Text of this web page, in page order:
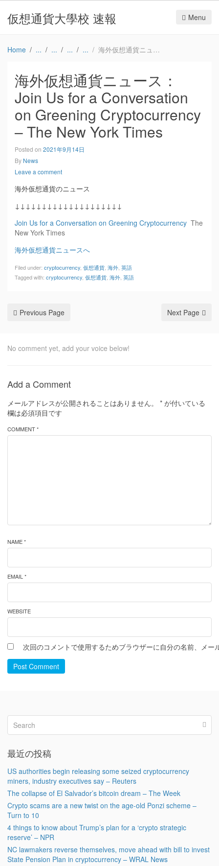
仮想通貨大學校 速報 Menu
Home 海外仮想通貨ニュース：Join Us for a Conversation on Greening Cryptocurrency – The New York Times
海外仮想通貨ニュース：
Join Us for a Conversation
on Greening Cryptocurrency
– The New York Times
Posted on 2021年9月14日
By News
Leave a comment
海外仮想通貨のニュース
↓↓↓↓↓↓↓↓↓↓↓↓↓↓↓↓↓↓↓↓
Join Us for a Conversation on Greening Cryptocurrency The
New York Times
海外仮想通貨ニュースへ
Filed under: cryptocurrency 仮想通貨 海外 英語
Tagged with: cryptocurrency 仮想通貨 海外 英語
Previous Page Next Page
No comment yet, add your voice below!
Add a Comment
メールアドレスが公開されることはありません。 * が付いている
欄は必須項目です
COMMENT *
NAME *
EMAIL *
WEBSITE
次回のコメントで使用するためブラウザーに自分の名前、メー
Post Comment
最近の投稿
US authorities begin releasing some seized cryptocurrency
miners, industry executives say – Reuters
The collapse of El Salvador’s bitcoin dream – The Week
Crypto scams are a new twist on the age-old Ponzi scheme –
Turn to 10
4 things to know about Trump’s plan for a ‘crypto strategic
reserve’ – NPR
NC lawmakers reverse themselves, move ahead with bill to invest
State Pension Plan in cryptocurrency – WRAL News